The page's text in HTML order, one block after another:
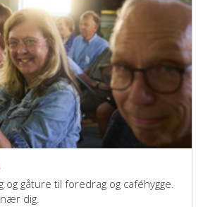
og gåture til foredrag og caféhygge.
dig.